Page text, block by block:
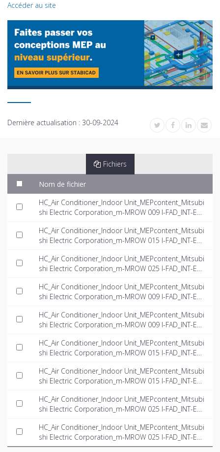
Accéder au site
Dernière actualisation : 30-09-2024
Fichiers
Nom de fichier
HC_Air Conditioner_Indoor Unit_MEPcontent_Mitsubi
shi Electric Corporation_m-MROW 009 I-FAD_INT-EN.
HC_Air Conditioner_Indoor Unit_MEPcontent_Mitsubi
shi Electric Corporation_m-MROW 015 I-FAD_INT-EN.
HC_Air Conditioner_Indoor Unit_MEPcontent_Mitsubi
shi Electric Corporation_m-MROW 025 I-FAD_INT-EN.
HC_Air Conditioner_Indoor Unit_MEPcontent_Mitsubi
shi Electric Corporation_m-MROW 009 I-FAD_INT-EN.
HC_Air Conditioner_Indoor Unit_MEPcontent_Mitsubi
shi Electric Corporation_m-MROW 009 I-FAD_INT-EN.i
HC_Air Conditioner_Indoor Unit_MEPcontent_Mitsubi
shi Electric Corporation_m-MROW 015 I-FAD_INT-EN.
HC_Air Conditioner_Indoor Unit_MEPcontent_Mitsubi
shi Electric Corporation_m-MROW 015 I-FAD_INT-EN.i
HC_Air Conditioner_Indoor Unit_MEPcontent_Mitsubi
shi Electric Corporation_m-MROW 025 I-FAD_INT-EN.
HC_Air Conditioner_Indoor Unit_MEPcontent_Mitsubi
shi Electric Corporation_m-MROW 025 I-FAD_INT-EN.i
fc